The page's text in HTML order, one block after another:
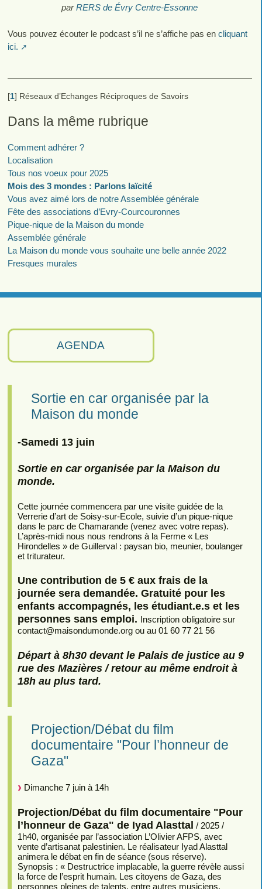
AGENDA
Sortie en car organisée par la
Maison du monde
-Samedi 13 juin
Sortie en car organisée par la Maison du
monde.
Cette journée commencera par une visite guidée de la
Verrerie d’art de Soisy-sur-Ecole, suivie d’un pique-nique
dans le parc de Chamarande (venez avec votre repas).
L’après-midi nous nous rendrons à la Ferme « Les
Hirondelles » de Guillerval : paysan bio, meunier, boulanger
et triturateur.
Une contribution de 5 € aux frais de la
journée sera demandée. Gratuité pour les
enfants accompagnés, les étudiant.e.s et les
personnes sans emploi. Inscription obligatoire sur
contact@maisondumonde.org ou au 01 60 77 21 56
Départ à 8h30 devant le Palais de justice au 9
rue des Mazières / retour au même endroit à
18h au plus tard.
Projection/Débat du film
documentaire "Pour l’honneur de
Gaza"
Dimanche 7 juin à 14h
Projection/Débat du film documentaire "Pour
l’honneur de Gaza" de Iyad Alasttal / 2025 /
1h40, organisée par l’association L’Olivier AFPS, avec
vente d’artisanat palestinien. Le réalisateur Iyad Alasttal
animera le débat en fin de séance (sous réserve).
Synopsis : « Destructrice implacable, la guerre révèle aussi
la force de l’esprit humain. Les citoyens de Gaza, des
personnes pleines de talents, entre autres musiciens,
parRERS de Évry Centre-Essonne
Vous pouvez écouter le podcast s’il ne s’affiche pas en cliquant
ici.
[1] Réseaux d’Echanges Réciproques de Savoirs
Dans la même rubrique
Comment adhérer ?
Localisation
Tous nos voeux pour 2025
Mois des 3 mondes : Parlons laïcité
Vous avez aimé lors de notre Assemblée générale
Fête des associations d’Evry-Courcouronnes
Pique-nique de la Maison du monde
Assemblée générale
La Maison du monde vous souhaite une belle année 2022
Fresques murales